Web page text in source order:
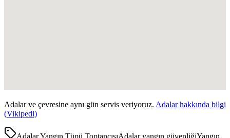
Adalarve çevresine aynı gün servis veriyoruz. Adalarhakkında bilgi
(Vikipedi)
Adalar Yangın Tüpü ToptancısıAdalar yangın güvenliğiYangın